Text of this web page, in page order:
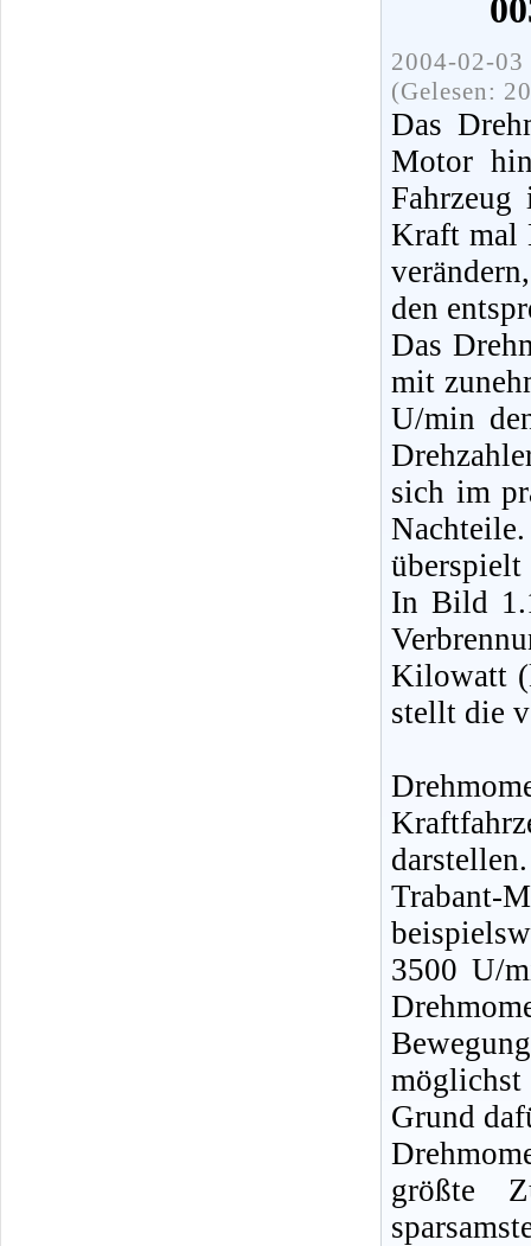
2004-02-
(Gelesen:
Das
Motor
Kraft mal
den
Das
mit
U/min
sich im
In Bild
Kilowatt
stellt die
3500 U/
möglichst
Grund
größte